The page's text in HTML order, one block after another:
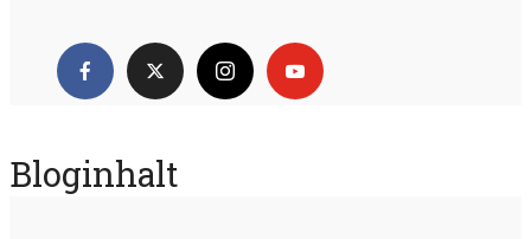
Bloginhalt